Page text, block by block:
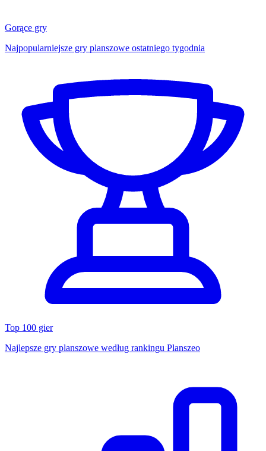
Gorące gry
Najpopularniejsze gry planszowe ostatniego tygodnia
Top 100 gier
Najlepsze gry planszowe według rankingu Planszeo